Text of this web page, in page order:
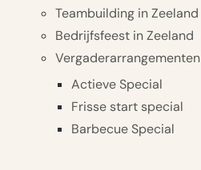
Teambuilding in Zeeland
Bedrijfsfeest in Zeeland
Vergaderarrangementen
Actieve Special
Frisse start special
Barbecue Special